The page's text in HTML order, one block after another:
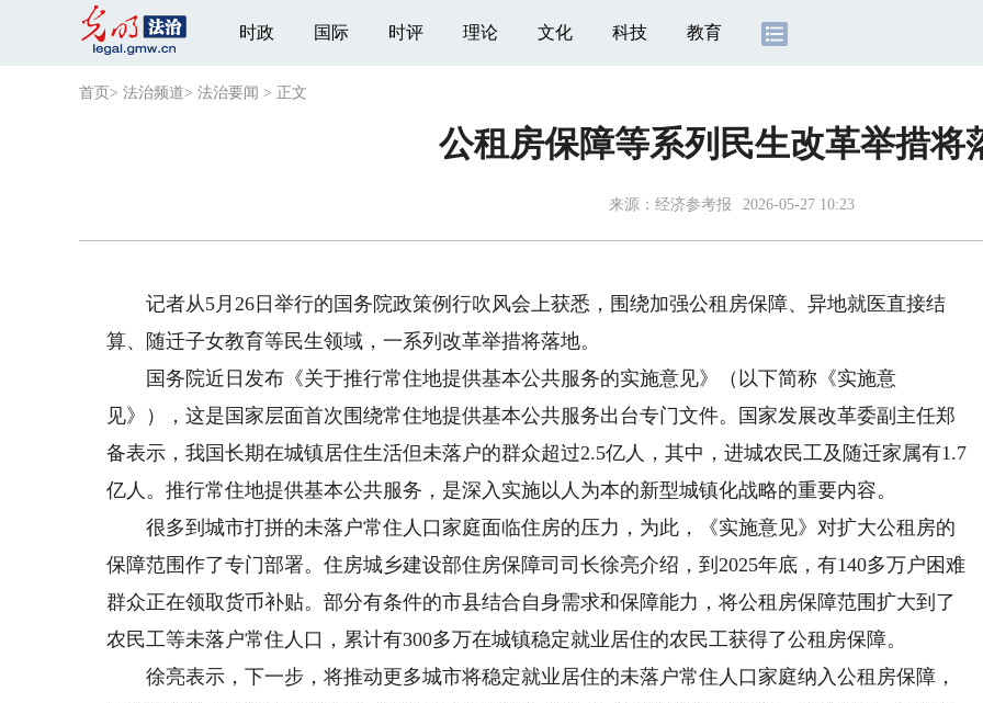
时政 国际 时评 理论 文化 科技 教育
首页 > 法治频道> 法治要闻 > 正文
公租房保障等系列民生改革举措将
来源： 经济参考报 2026-05-27 10:23
记者从5月26日举行的国务院政策例行吹风会上获悉，围绕加强公租房保障、异地就医直接结
算、随迁子女教育等民生领域，一系列改革举措将落地。
国务院近日发布《关于推行常住地提供基本公共服务的实施意见》（以下简称《实施意
见》），这是国家层面首次围绕常住地提供基本公共服务出台专门文件。国家发展改革委副主任郑
备表示，我国长期在城镇居住生活但未落户的群众超过2.5亿人，其中，进城农民工及随迁家属有1.7
亿人。推行常住地提供基本公共服务，是深入实施以人为本的新型城镇化战略的重要内容。
很多到城市打拼的未落户常住人口家庭面临住房的压力，为此，《实施意见》对扩大公租房的
保障范围作了专门部署。住房城乡建设部住房保障司司长徐亮介绍，到2025年底，有140多万户困难
群众正在领取货币补贴。部分有条件的市县结合自身需求和保障能力，将公租房保障范围扩大到了
农民工等未落户常住人口，累计有300多万在城镇稳定就业居住的农民工获得了公租房保障。
徐亮表示，下一步，将推动更多城市将稳定就业居住的未落户常住人口家庭纳入公租房保障，